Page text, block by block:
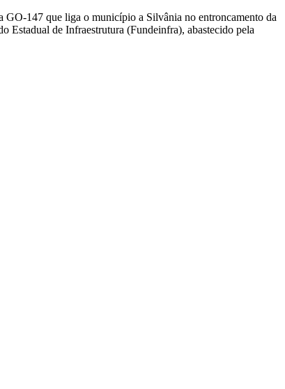
GO-147 que liga o município a Silvânia no entroncamento da
Estadual de Infraestrutura (Fundeinfra), abastecido pela